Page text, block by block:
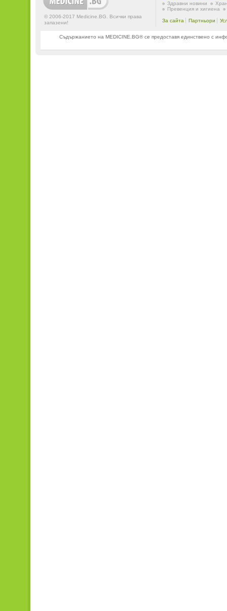
© 2006-2017 Medicine.BG. Всички права
запазени!
Здравни новини
Превенция и хигиена
За сайта Партньори
Съдържанието на MEDICINE.BG® се предоставя единствено с